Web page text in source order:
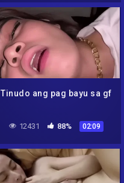
Tinudo ang pag bayu sa gf
12431 88% 02:09